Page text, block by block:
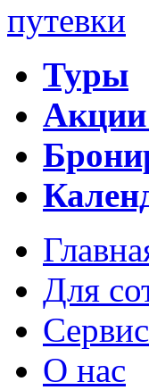
путевки
Туры
Для
О нас